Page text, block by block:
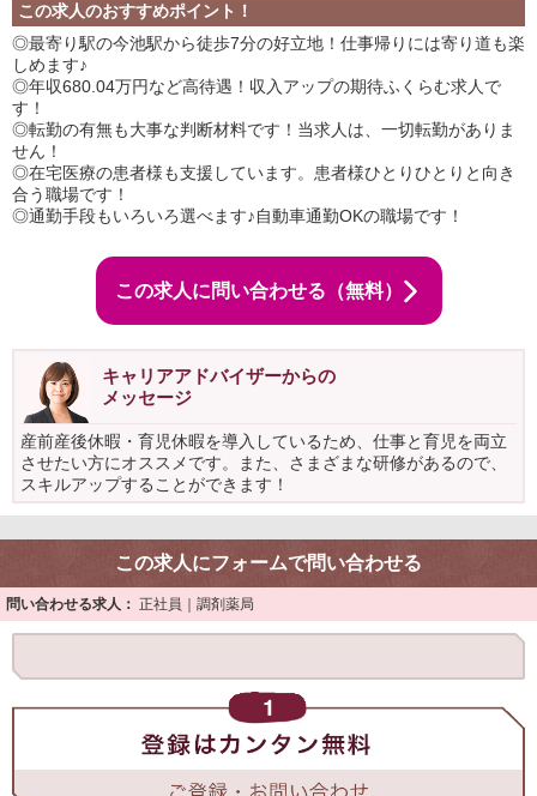
この求人のおすすめポイント！
◎最寄り駅の今池駅から徒歩7分の好立地！仕事帰りには寄り道も楽
しめます♪
◎年収680.04万円など高待遇！収入アップの期待ふくらむ求人で
す！
◎転勤の有無も大事な判断材料です！当求人は、一切転勤がありま
せん！
◎在宅医療の患者様も支援しています。患者様ひとりひとりと向き
合う職場です！
◎通勤手段もいろいろ選べます♪自動車通勤OKの職場です！
この求人に問い合わせる（無料）
キャリアアドバイザーからの
メッセージ
産前産後休暇・育児休暇を導入しているため、仕事と育児を両立
させたい方にオススメです。また、さまざまな研修があるので、
スキルアップすることができます！
この求人にフォームで問い合わせる
問い合わせる求人： 正社員｜調剤薬局